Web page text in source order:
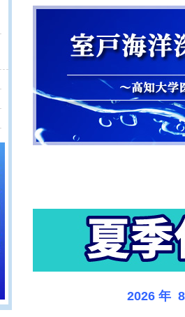
2026 年